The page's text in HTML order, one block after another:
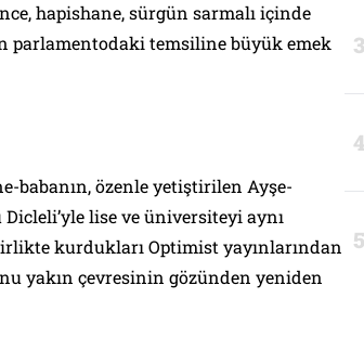
hapishane, sürgün sarmalı içinde
parlamentodaki temsiline büyük emek
babanın, özenle yetiştirilen Ayşe-
Dicleli’yle lise ve üniversiteyi aynı
kurdukları Optimist yayınlarından
yakın çevresinin gözünden yeniden